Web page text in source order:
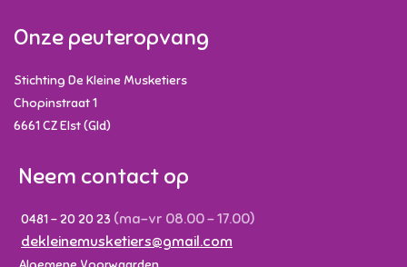
Onze peuteropvang
Stichting De Kleine Musketiers
Chopinstraat 1
6661 CZElst (Gld)
Neem contact op
0481 - 20 20 23 (ma-vr 08.00 - 17.00)
dekleinemusketiers@gmail.com